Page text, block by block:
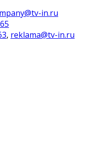
in.ru
, reklama@tv-in.ru